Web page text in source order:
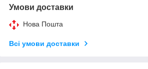
Умови доставки
Нова Пошта
Всі умови доставки